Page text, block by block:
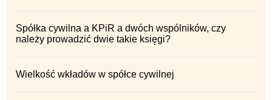
Spółka cywilna a KPiR a dwóch wspólników, czy
należy prowadzić dwie takie księgi?
Wielkość wkładów w spółce cywilnej